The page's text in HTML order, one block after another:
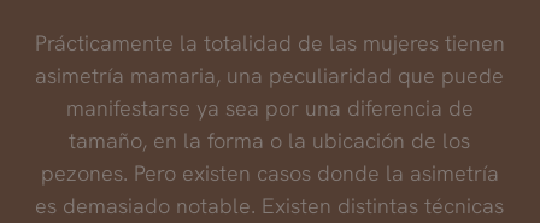
Prácticamente la totalidad de las mujeres tienen
asimetría mamaria, una peculiaridad que puede
manifestarse ya sea por una diferencia de
tamaño, en la forma o la ubicación de los
pezones. Pero existen casos donde la asimetría
es demasiado notable. Existen distintas técnicas